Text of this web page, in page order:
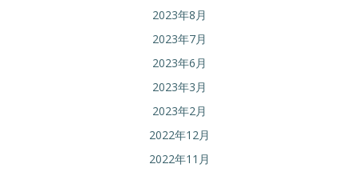
2023年8月
2023年7月
2023年6月
2023年3月
2023年2月
2022年12月
2022年11月